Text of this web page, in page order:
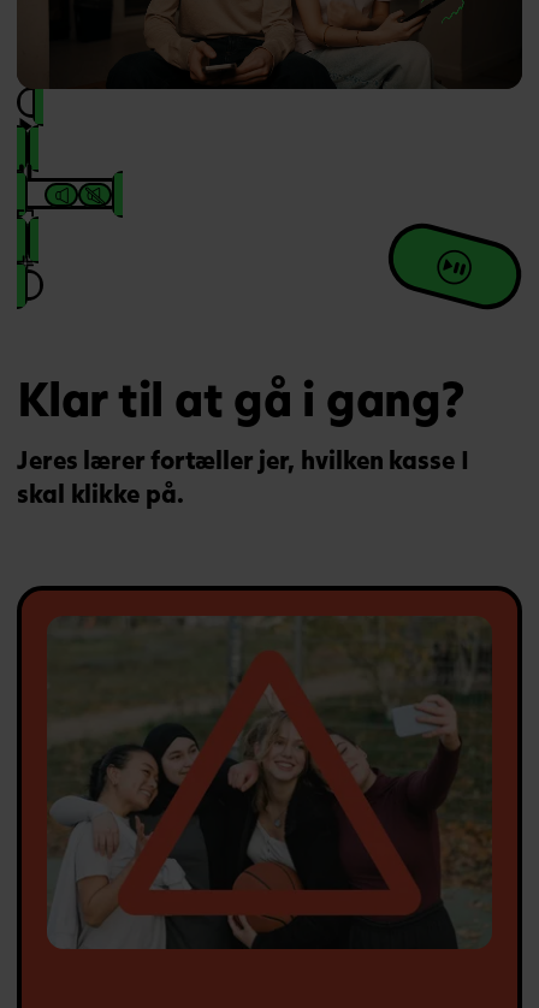
🔈 🔇
⏯
Klar til at gå i gang?
Jeres lærer fortæller jer, hvilken kasse I
skal klikke på.